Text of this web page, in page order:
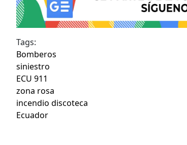
Tags:
Bomberos
siniestro
ECU 911
zona rosa
incendio discoteca
Ecuador